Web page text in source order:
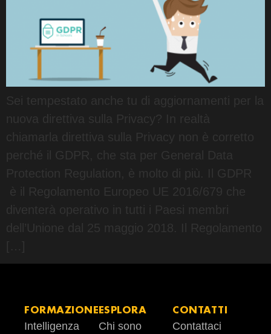
Sei tempestato anche tu di aggiornamenti per la
nuova direttiva sulla Privacy? In realtà
chiamarla direttiva sulla Privacy non è corretto
perché il GDPR, che sta per General Data
Protection Regulation, è molto di più. Il GDPR
è il Regolamento Europeo UE 2016/679 che
diventerà operativo in tutti i Paesi membri
dell’Unione dal 25 maggio 2018. Il Regolamento
FORMAZIONE
Intelligenza
ESPLORA
Chi sono
CONTATTI
Contattaci